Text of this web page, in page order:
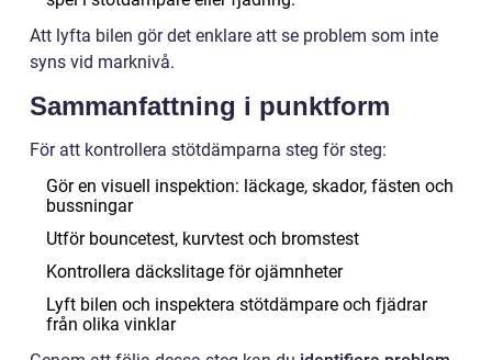
Att lyfta bilen gör det enklare att se problem som inte
syns vid marknivå.
Sammanfattning i punktform
För att kontrollera stötdämparna steg för steg:
Gör en visuell inspektion: läckage, skador, fästen och
bussningar
Utför bouncetest, kurvtest och bromstest
Kontrollera däckslitage för ojämnheter
Lyft bilen och inspektera stötdämpare och fjädrar
från olika vinklar